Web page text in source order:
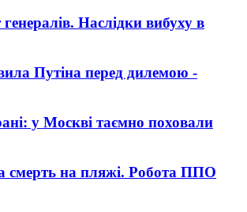
Наслідки вибуху в
Путіна перед дилемою -
у Москві таємно поховали
смерть на пляжі. Робота ППО